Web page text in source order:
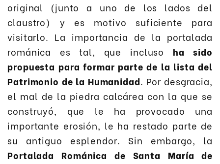
original (junto a uno de los lados del
claustro) y es motivo suficiente para
visitarlo. La importancia de la portalada
románica es tal, que incluso ha sido
propuesta para formar parte de la lista del
Patrimonio de la Humanidad. Por desgracia,
el mal de la piedra calcárea con la que se
construyó, que le ha provocado una
importante erosión, le ha restado parte de
su antiguo esplendor. Sin embargo, la
Portalada Románica de Santa María de